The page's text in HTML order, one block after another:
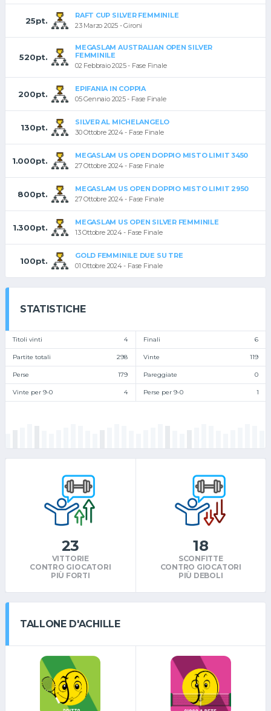
25pt.
RAFT CUP SILVER FEMMINILE
23 Marzo 2025 - Gironi
520pt.
MEGASLAM AUSTRALIAN OPEN SILVER
FEMMINILE
02 Febbraio 2025 - Fase Finale
200pt.
EPIFANIA IN COPPIA
05 Gennaio 2025 - Fase Finale
130pt.
SILVER AL MICHELANGELO
30 Ottobre 2024 - Fase Finale
1.000pt.
MEGASLAM US OPEN DOPPIO MISTO LIMIT 3450
27 Ottobre 2024 - Fase Finale
800pt.
MEGASLAM US OPEN DOPPIO MISTO LIMIT 2950
27 Ottobre 2024 - Fase Finale
1.300pt.
MEGASLAM US OPEN SILVER FEMMINILE
13 Ottobre 2024 - Fase Finale
100pt.
GOLD FEMMINILE DUE SU TRE
01 Ottobre 2024 - Fase Finale
STATISTICHE
Titoli vinti 4 Finali 6
Partite totali 298 Vinte 119
Perse 179 Pareggiate 0
Vinte per 9-0 4 Perse per 9-0 1
23
VITTORIE
CONTRO GIOCATORI
PIÙ FORTI
18
SCONFITTE
CONTRO GIOCATORI
PIÙ DEBOLI
TALLONE D'ACHILLE